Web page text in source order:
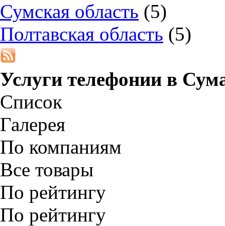
Сумская область (5)
Полтавская область (5)
Услуги телефонии в
Список
Галерея
По компаниям
Все товары
По рейтингу
По рейтингу